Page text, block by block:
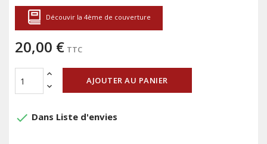
Découvir la 4ème de couverture
20,00 € TTC
AJOUTER AU PANIER
done Dans Liste d'envies